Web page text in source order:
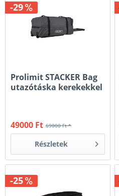
-29
Prolimit STACKER Bag
utazótáska kerekekkel
69000 Ft *
49000 Ft
Részletek
-25